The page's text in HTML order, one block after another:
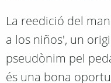
La reedició del
a los niños', un
pseudònim pel
és una bona